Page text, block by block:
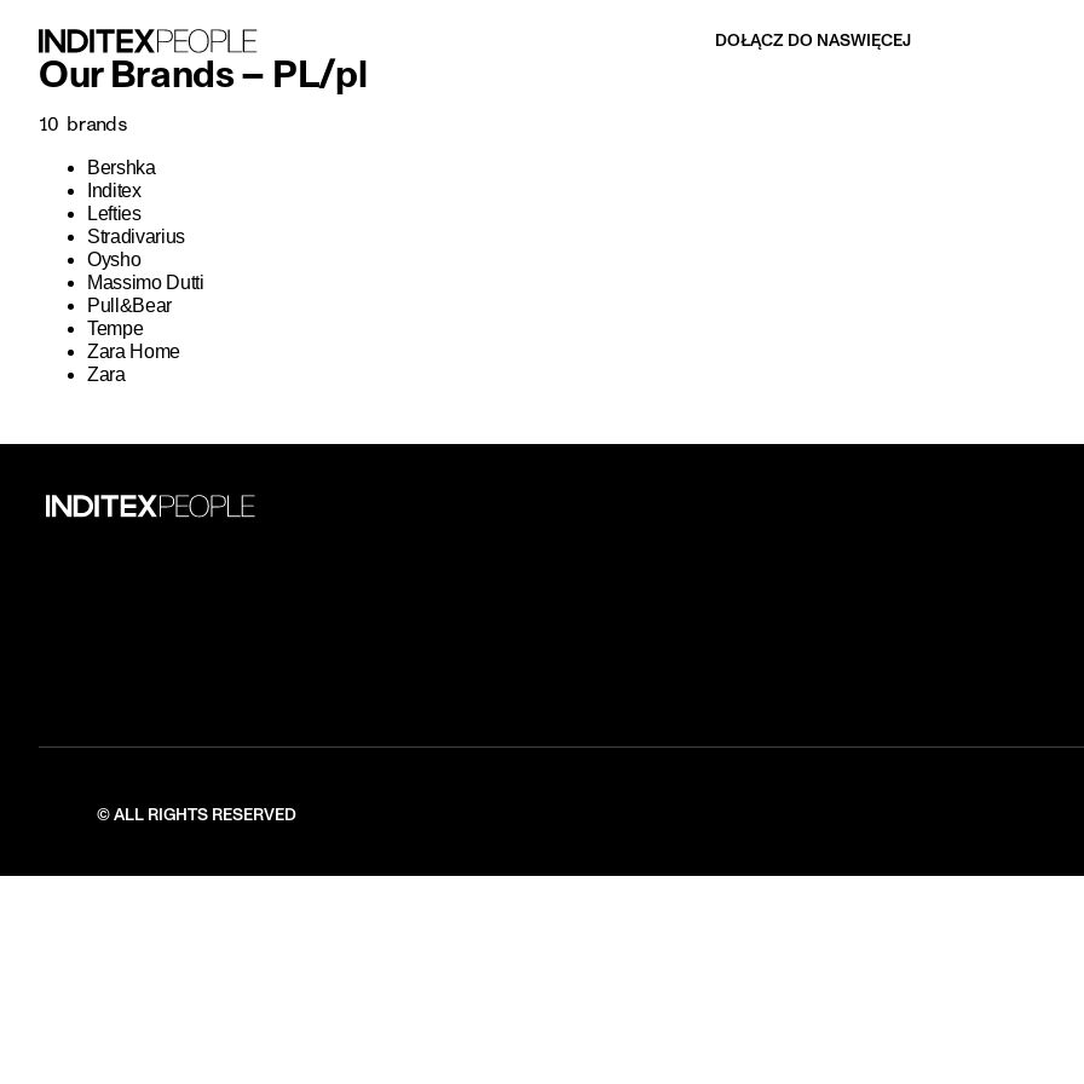
DOŁĄCZ DO NASWIĘCEJ
Our Brands – PL/pl
10 brands
Bershka
Inditex
Lefties
Stradivarius
Oysho
Massimo Dutti
Pull&Bear
Tempe
Zara Home
Zara
© ALL RIGHTS RESERVED